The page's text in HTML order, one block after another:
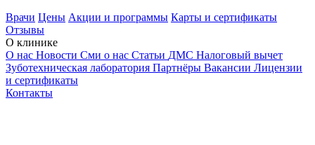
Врачи Цены Акции и программы Карты и сертификаты
Отзывы
О клинике
О нас Новости Сми о нас Статьи ДМС Налоговый вычет
Зуботехническая лаборатория Партнёры Вакансии Лицензии
и сертификаты
Контакты